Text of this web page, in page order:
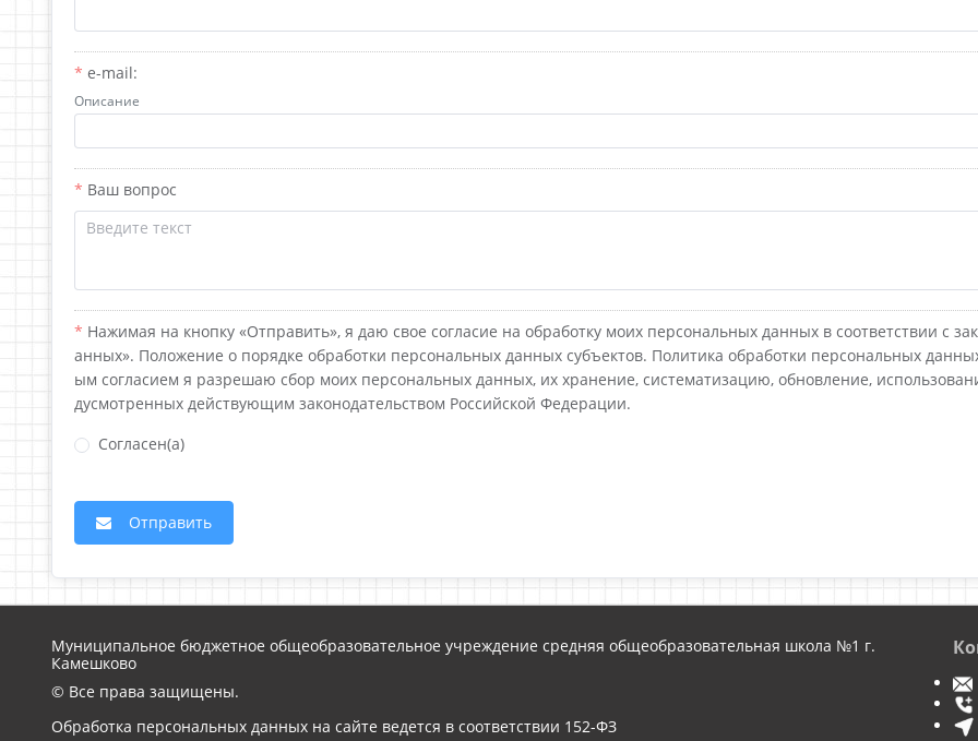
e-mail:
Описание
Ваш вопрос
Нажимая на кнопку «Отправить», я даю свое согласие на обработку моих персональных данных в соответствии с
анных». Положение о порядке обработки персональных данных субъектов. Политика обработки персональных
ым согласием я разрешаю сбор моих персональных данных, их хранение, систематизацию, обновление,
дусмотренных действующим законодательством Российской Федерации.
Согласен(а)
Отправить
Муниципальное бюджетное общеобразовательное учреждение средняя общеобразовательная школа №1 г.
Камешково
© Все права защищены.
Обработка персональных данных на сайте ведется в соответствии 152-ФЗ